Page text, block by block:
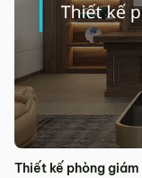
Thiết kế phòng